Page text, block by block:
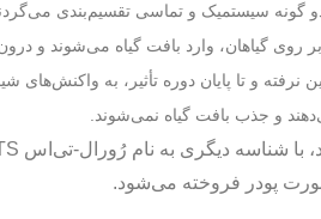
گونه سیستمیک و تماسی تقسیم‌بندی
وارد بافت گیاه می‌شوند و درون
و تا پایان دوره تأثیر، به واکنش‌های
و جذب بافت گیاه نمی‌شوند.
با شناسه دیگری به نام رُورال-تی‌اس